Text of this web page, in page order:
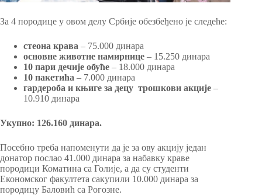
За 4 породице у овом делу Србије обезбеђено је следеће:
стеона крава – 75.000 динара
основне животне намирнице – 15.250 динара
10 пари дечије обуће – 18.000 динара
10 пакетића – 7.000 динара
гардероба и књиге за децу трошкови акције –
10.910 динара
Укупно: 126.160 динара.
Посебно треба напоменути да је за ову акцију један
донатор послао 41.000 динара за набавку краве
породици Коматина са Голије, а да су студенти
Економског факултета сакупили 10.000 динара за
породицу Баловић са Рогозне.